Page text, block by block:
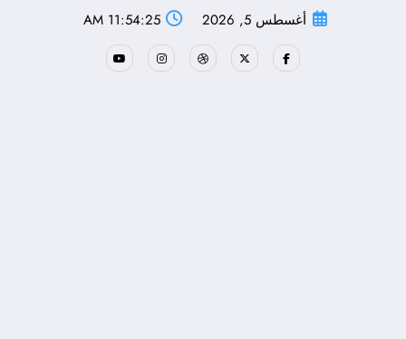
أغسطس 5, 2026 11:54:26 AM